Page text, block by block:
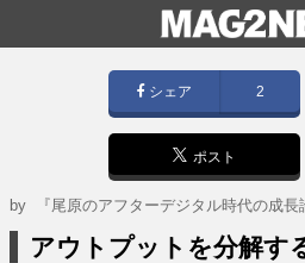
シェア 2
ポスト
by 『尾原のアフターデジタル時代の成長
アウトプットを分解す